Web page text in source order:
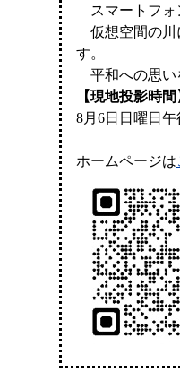
スマートフォ
仮想空間の川
す。
平和への思い
【現地投影時間
8月6日日曜日
ホームページは